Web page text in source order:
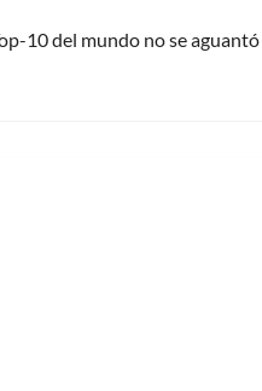
10 del mundo no se